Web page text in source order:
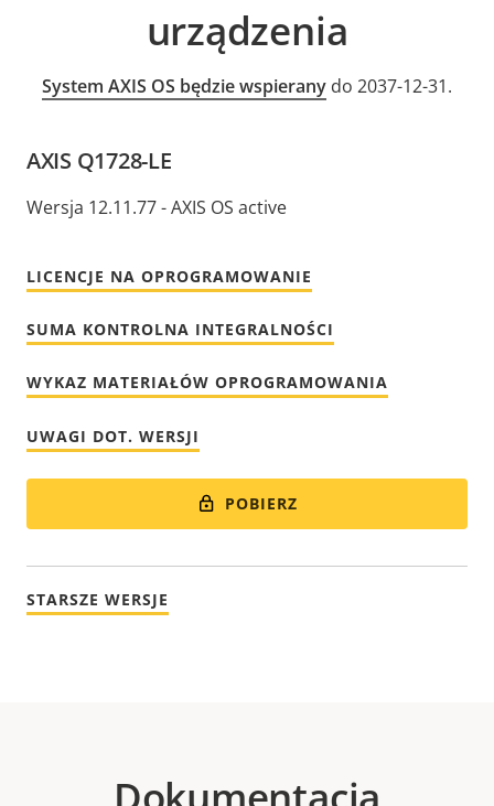
urządzenia
System AXIS OS będzie wspierany do 2037-12-31.
AXIS Q1728-LE
Wersja 12.11.77 - AXIS OS active
LICENCJE NA OPROGRAMOWANIE
SUMA KONTROLNA INTEGRALNOŚCI
WYKAZ MATERIAŁÓW OPROGRAMOWANIA
UWAGI DOT. WERSJI
POBIERZ
STARSZE WERSJE